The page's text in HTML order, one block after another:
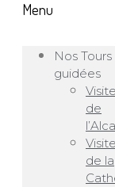
Menu
Nos Tours
guidées
Visite
de
Visite
de la